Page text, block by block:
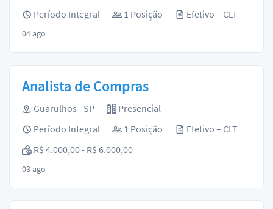
Período Integral
1 Posição Efetivo – CLT
04 ago
Analista de Compras
Guarulhos - SP
Presencial
Período Integral
1 Posição
Efetivo – CLT
R$ 4.000,00 - R$ 6.000,00
03 ago